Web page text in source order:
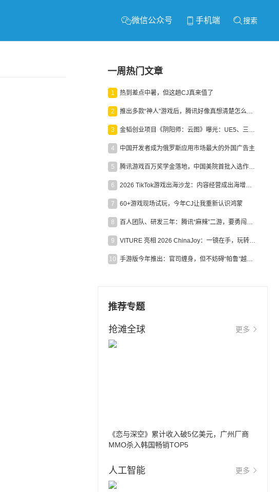
微信公众号 手机端 搜索
一周热门文章
1 热到差点中暑，但这趟CJ真来值了
2 推出多款“神人”游戏后，腾讯好像真想清楚怎么做二次元了
3 金韬创业项目《阴阳师：云图》曝光：UE5、三端互通、ARPG
4 中国开发者成为俄罗斯应用市场最大的外国广告主
5 腾讯游戏百万奖学金落地，中国美院首批入选作品获业内关注
6 2026 TikTok游戏出海沙龙：内容经营成出海增长新引擎
7 60+游戏现场试玩，今年CJ让我重新认识鸿蒙
8 百人团队、研发三年：腾讯“麻辣”二游，要勇闯男性恋爱市场
9 VITURE 亮相 2026 ChinaJoy：一镜在手，玩转全场！
10 手游版今年推出：官司缠身，但不妨碍“帕鲁”越来越火
推荐专题
抢滩全球 更多
《恋与深空》累计收入破5亿美元，广州厂商
MMO杀入韩国畅销TOP5
人工智能 更多